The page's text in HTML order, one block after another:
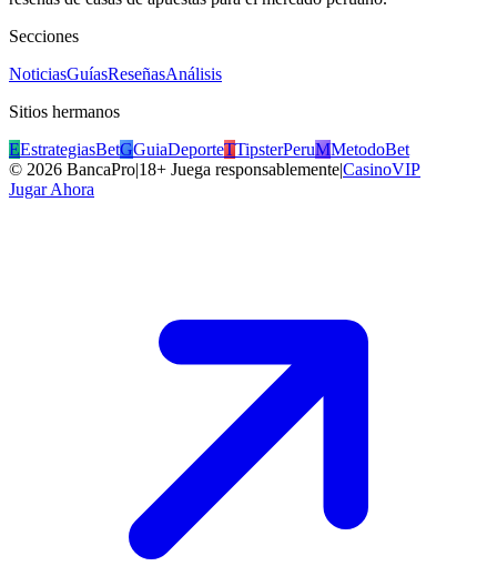
Secciones
NoticiasGuíasReseñasAnálisis
Sitios hermanos
EEstrategiasBetGGuiaDeporteTTipsterPeruMMetodoBet
© 2026 BancaPro|18+ Juega responsablemente|CasinoVIP
Jugar Ahora